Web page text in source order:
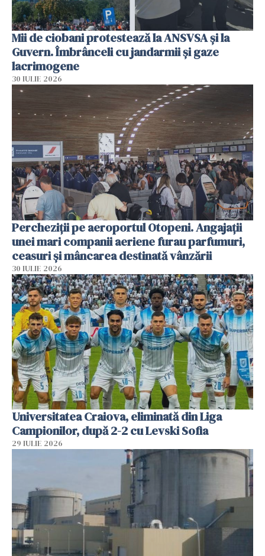
Mii de ciobani protestează la ANSVSA și la
Guvern. Îmbrânceli cu jandarmii și gaze
lacrimogene
30 IULIE 2026
Percheziții pe aeroportul Otopeni. Angajații
unei mari companii aeriene furau parfumuri,
ceasuri și mâncarea destinată vânzării
30 IULIE 2026
Universitatea Craiova, eliminată din Liga
Campionilor, după 2-2 cu Levski Sofia
29 IULIE 2026